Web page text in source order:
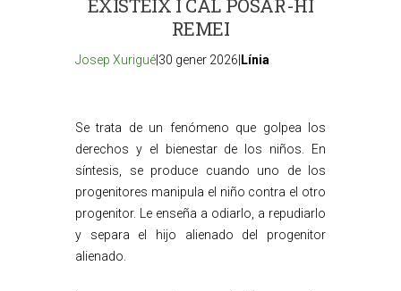
EXISTEIX I CAL POSAR-HI
REMEI
Josep Xurigué |30 gener 2026| Línia
Se trata de un fenómeno que golpea los
derechos y el bienestar de los niños. En
síntesis, se produce cuando uno de los
progenitores manipula el niño contra el otro
progenitor. Le enseña a odiarlo, a repudiarlo
y separa el hijo alienado del progenitor
alienado.